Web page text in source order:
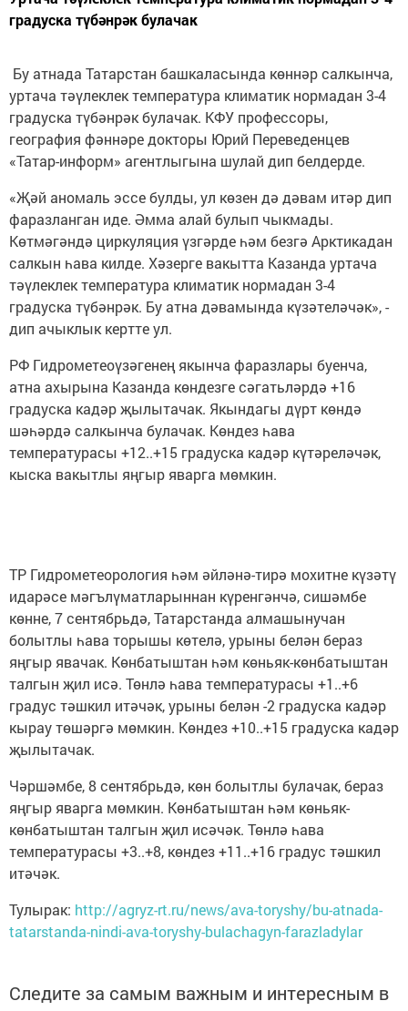
градуска түбәнрәк булачак
Бу атнада Татарстан башкаласында көннәр салкынча,
уртача тәүлеклек температура климатик нормадан 3-4
градуска түбәнрәк булачак. КФУ профессоры,
география фәннәре докторы Юрий Переведенцев
«Татар-информ» агентлыгына шулай дип белдерде.
«Җәй аномаль эссе булды, ул көзен дә дәвам итәр дип
фаразланган иде. Әмма алай булып чыкмады.
Көтмәгәндә циркуляция үзгәрде һәм безгә Арктикадан
салкын һава килде. Хәзерге вакытта Казанда уртача
тәүлеклек температура климатик нормадан 3-4
градуска түбәнрәк. Бу атна дәвамында күзәтеләчәк», -
дип ачыклык кертте ул.
РФ Гидрометеоүзәгенең якынча фаразлары буенча,
атна ахырына Казанда көндезге сәгатьләрдә +16
градуска кадәр җылытачак. Якындагы дүрт көндә
шәһәрдә салкынча булачак. Көндез һава
температурасы +12..+15 градуска кадәр күтәреләчәк,
кыска вакытлы яңгыр яварга мөмкин.
ТР Гидрометеорология һәм әйләнә-тирә мохитне күзәтү
идарәсе мәгълүматларыннан күренгәнчә, сишәмбе
көнне, 7 сентябрьдә, Татарстанда алмашынучан
болытлы һава торышы көтелә, урыны белән бераз
яңгыр явачак. Көнбатыштан һәм көньяк-көнбатыштан
талгын җил исә. Төнлә һава температурасы +1..+6
градус тәшкил итәчәк, урыны белән -2 градуска кадәр
кырау төшәргә мөмкин. Көндез +10..+15 градуска кадәр
җылытачак.
Чәршәмбе, 8 сентябрьдә, көн болытлы булачак, бераз
яңгыр яварга мөмкин. Көнбатыштан һәм көньяк-
көнбатыштан талгын җил исәчәк. Төнлә һава
температурасы +3..+8, көндез +11..+16 градус тәшкил
итәчәк.
Тулырак: http://agryz-rt.ru/news/ava-toryshy/bu-atnada-
tatarstanda-nindi-ava-toryshy-bulachagyn-farazladylar
Следите за самым важным и интересным в